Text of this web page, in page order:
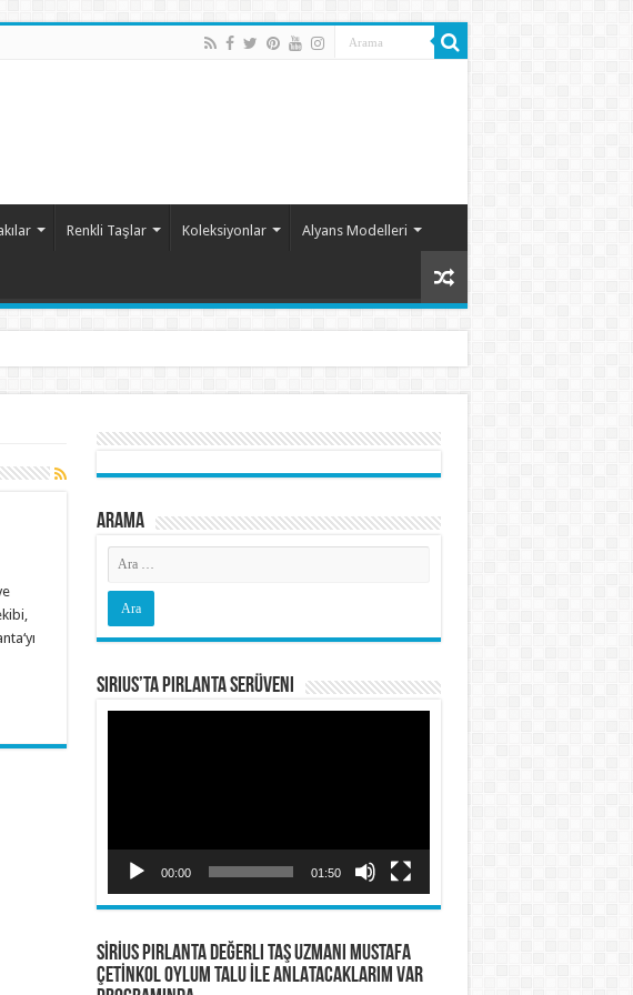
Renkli Taşlar Koleksiyonlar Alyans Modelleri
Arama
Sirius’ta Pırlanta Serüveni
00:00 01:50
SİRİUS PIRLANTA Değerli Taş Uzmanı Mustafa
ÇETİNKOL OYLUM TALU İLE ANLATACAKLARIM VAR